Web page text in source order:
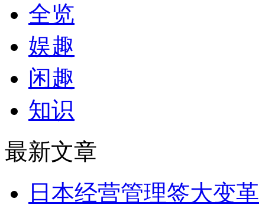
全览
娱趣
闲趣
知识
最新文章
日本经营管理签大变革